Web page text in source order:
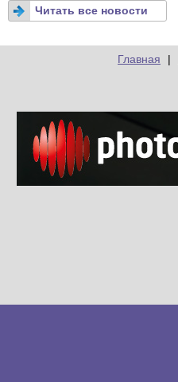
Читать все новости
Главная |